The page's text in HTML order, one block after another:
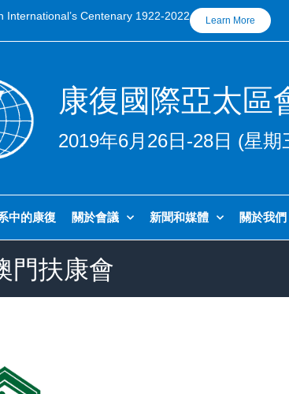
International’s Centenary 1922-2022 Learn More
康復國際亞太區
2019年6月26日-28日 (星
中的康復 關於會議 新聞和媒體 關於我們
門扶康會